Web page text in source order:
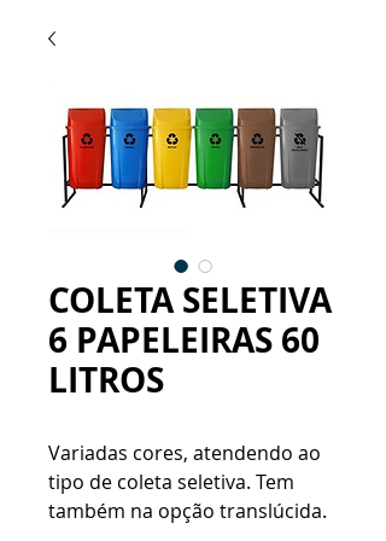
COLETA SELETIVA
6 PAPELEIRAS 60
LITROS
Variadas cores, atendendo ao
tipo de coleta seletiva. Tem
também na opção translúcida.